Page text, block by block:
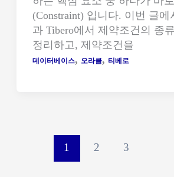
(Constraint) 입니다. 이번 글에
과 Tibero에서 제약조건의 종
정리하고, 제약조건을
데이터베이스, 오라클, 티베로
1 2 3